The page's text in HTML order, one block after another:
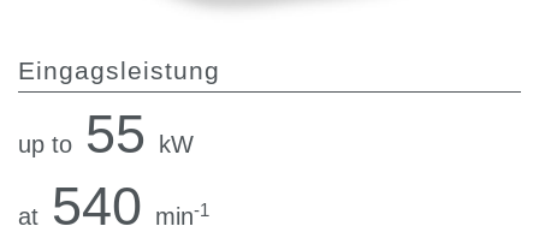
Lüfter Steuerungssystem Fan Drive
Wärmetauscher
Eingagsleistung
up to 55 kW
at 540 min-1